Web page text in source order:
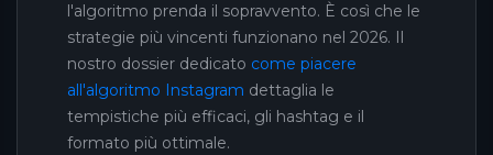
l'algoritmo prenda il sopravvento. È così che le
strategie più vincenti funzionano nel 2026. Il
nostro dossier dedicato come piacere
all'algoritmo Instagram dettaglia le
tempistiche più efficaci, gli hashtag e il
formato più ottimale.